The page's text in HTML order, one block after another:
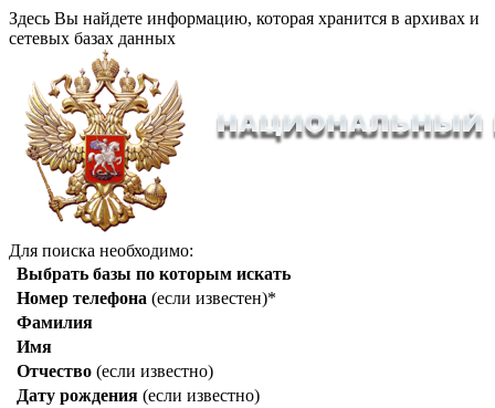
Здесь Вы найдете информацию, которая хранится в архивах и
сетевых базах данных
Для поиска необходимо:
Выбрать базы по которым искать
Номер телефона (если известен)*
Фамилия
Имя
Отчество (если известно)
Дату рождения (если известно)